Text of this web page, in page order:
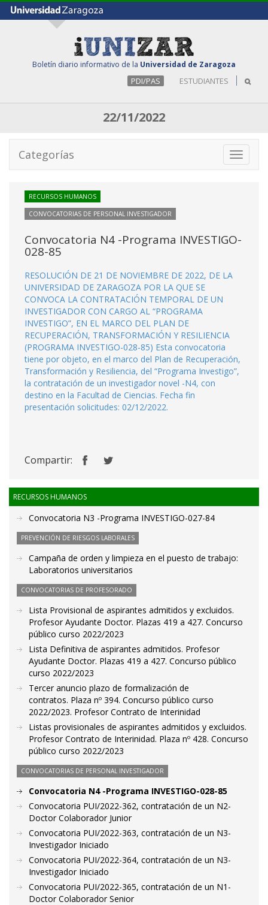
Boletín diario informativo de la Universidad de Zaragoza
PDI/PAS ESTUDIANTES
22/11/2022
Toggle
Categorías
RECURSOS HUMANOS
CONVOCATORIAS DE PERSONAL INVESTIGADOR
Convocatoria N4 -Programa INVESTIGO-
028-85
RESOLUCIÓN DE 21 DE NOVIEMBRE DE 2022, DE LA
UNIVERSIDAD DE ZARAGOZA POR LA QUE SE
CONVOCA LA CONTRATACIÓN TEMPORAL DE UN
INVESTIGADOR CON CARGO AL “PROGRAMA
INVESTIGO”, EN EL MARCO DEL PLAN DE
RECUPERACIÓN, TRANSFORMACIÓN Y RESILIENCIA
(PROGRAMA INVESTIGO-028-85) Esta convocatoria
tiene por objeto, en el marco del Plan de Recuperación,
Transformación y Resiliencia, del “Programa Investigo”,
la contratación de un investigador novel -N4, con
destino en la Facultad de Ciencias. Fecha fin
presentación solicitudes: 02/12/2022.
Compartir:
RECURSOS HUMANOS
Convocatoria N3 -Programa INVESTIGO-027-84
PREVENCIÓN DE RIESGOS LABORALES
Campaña de orden y limpieza en el puesto de trabajo:
Laboratorios universitarios
CONVOCATORIAS DE PROFESORADO
Lista Provisional de aspirantes admitidos y excluidos.
Profesor Ayudante Doctor. Plazas 419 a 427. Concurso
público curso 2022/2023
Lista Definitiva de aspirantes admitidos. Profesor
Ayudante Doctor. Plazas 419 a 427. Concurso público
curso 2022/2023
Tercer anuncio plazo de formalización de
contratos. Plaza nº 394. Concurso público curso
2022/2023. Profesor Contrato de Interinidad
Listas provisionales de aspirantes admitidos y excluidos.
Profesor Contrato de Interinidad. Plaza nº 428. Concurso
público curso 2022/2023
CONVOCATORIAS DE PERSONAL INVESTIGADOR
Convocatoria N4 -Programa INVESTIGO-028-85
Convocatoria PUI/2022-362, contratación de un N2-
Doctor Colaborador Junior
Convocatoria PUI/2022-363, contratación de un N3-
Investigador Iniciado
Convocatoria PUI/2022-364, contratación de un N3-
Investigador Iniciado
Convocatoria PUI/2022-365, contratación de un N1-
Doctor Colaborador Senior